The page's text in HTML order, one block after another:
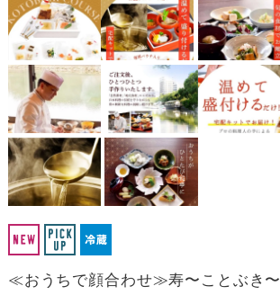
≪おうちで顔合わせ≫寿〜ことぶき〜